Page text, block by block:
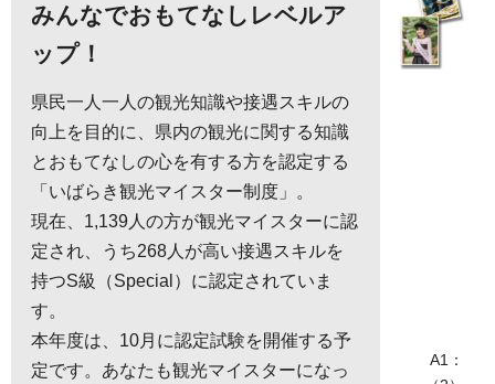
みんなでおもてなしレベルア
ップ！
県民一人一人の観光知識や接遇スキルの
向上を目的に、県内の観光に関する知識
とおもてなしの心を有する方を認定する
「いばらき観光マイスター制度」。
現在、1,139人の方が観光マイスターに認
定され、うち268人が高い接遇スキルを
持つS級（Special）に認定されていま
す。
本年度は、10月に認定試験を開催する予
定です。あなたも観光マイスターになっ
A1：